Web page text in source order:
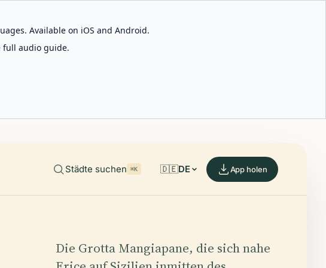
Available on iOS and Android.
full audio guide.
Städte suchen ⌘K 🇩🇪DE App holen
Die Grotta Mangiapane, die sich nahe